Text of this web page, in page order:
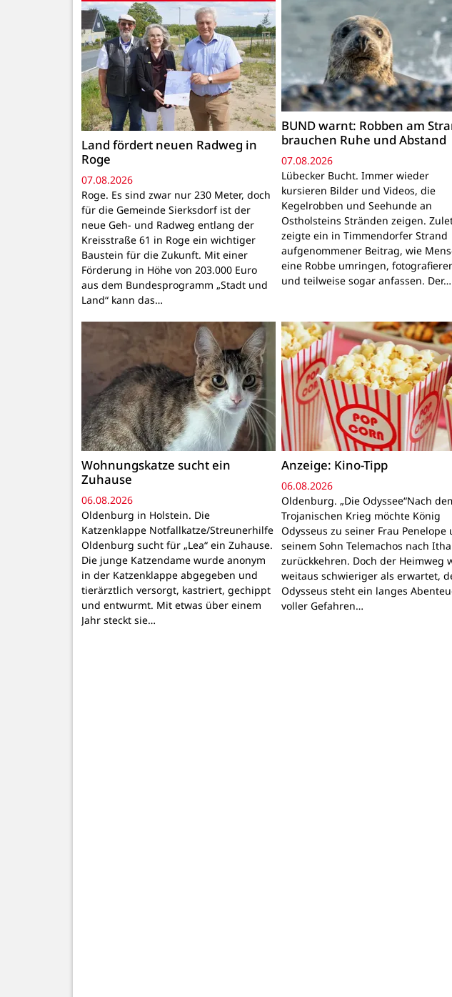
Land fördert neuen Radweg in
Roge
07.08.2026
Roge. Es sind zwar nur 230 Meter, doch
für die Gemeinde Sierksdorf ist der
neue Geh- und Radweg entlang der
Kreisstraße 61 in Roge ein wichtiger
Baustein für die Zukunft. Mit einer
Förderung in Höhe von 203.000 Euro
aus dem Bundesprogramm „Stadt und
Land“ kann das…
BUND warnt: Robben am
brauchen Ruhe und Abstand
07.08.2026
Lübecker Bucht. Immer wieder
kursieren Bilder und Videos, die
Kegelrobben und Seehunde an
Ostholsteins Stränden zeigen.
zeigte ein in Timmendorfer Strand
aufgenommener Beitrag, wie
eine Robbe umringen,
und teilweise sogar anfassen. Der…
Wohnungskatze sucht ein
Zuhause
06.08.2026
Oldenburg in Holstein. Die
Katzenklappe Notfallkatze/Streunerhilfe
Oldenburg sucht für „Lea“ ein Zuhause.
Die junge Katzendame wurde anonym
in der Katzenklappe abgegeben und
tierärztlich versorgt, kastriert, gechippt
und entwurmt. Mit etwas über einem
Jahr steckt sie…
Anzeige: Kino-Tipp
06.08.2026
Oldenburg. „Die Odyssee“Nach
Trojanischen Krieg möchte König
Odysseus zu seiner Frau Penelope
seinem Sohn Telemachos nach
zurückkehren. Doch der Heimweg
weitaus schwieriger als erwartet,
Odysseus steht ein langes
voller Gefahren…